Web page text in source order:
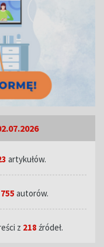
artykułów.
755 autorów.
z 218 źródeł.